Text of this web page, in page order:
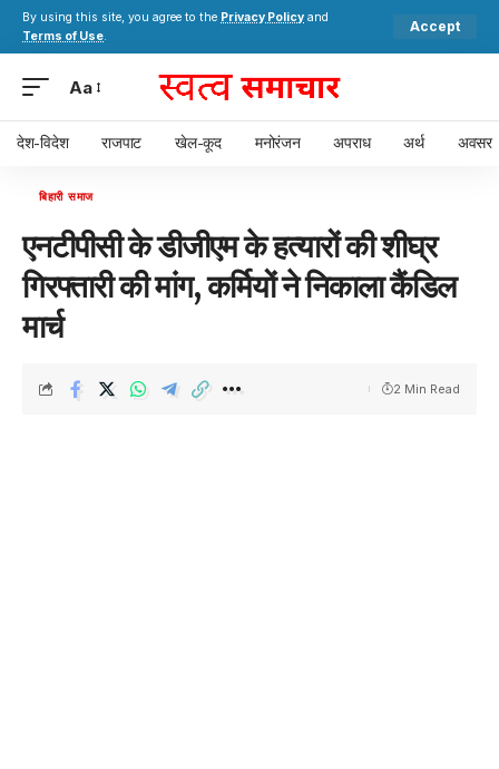
By using this site, you agree to the Privacy Policy and
Terms of Use.
Accept
Aa
देश-विदेश राजपाट खेल-कूद मनोरंजन अपराध अर्थ अवसर
बिहारी समाज
एनटीपीसी के डीजीएम के हत्यारों की शीघ्र
गिरफ्तारी की मांग, कर्मियों ने निकाला कैंडिल
मार्च
2 Min Read